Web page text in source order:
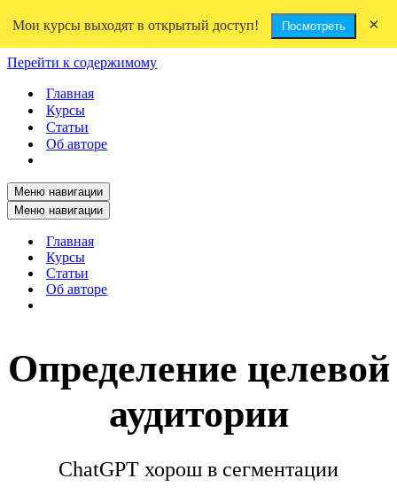
Перейти к содержимому
Главная
Курсы
Статьи
Об авторе
Меню навигации
Меню навигации
Главная
Курсы
Статьи
Об авторе
Определение целевой
аудитории
ChatGPT хорош в сегментации
Мои курсы выходят в открытый доступ! Посмотреть ×